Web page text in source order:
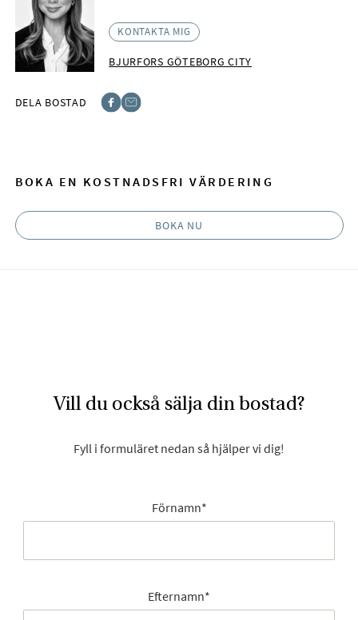
KONTAKTA MIG
BJURFORS GÖTEBORG CITY
DELA BOSTAD
BOKA EN KOSTNADSFRI VÄRDERING
BOKA NU
Vill du också sälja din bostad?
Fyll i formuläret nedan så hjälper vi dig!
Förnamn*
Efternamn*